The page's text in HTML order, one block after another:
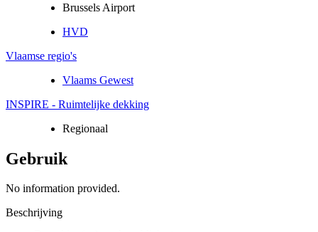
Brussels Airport
HVD
Vlaamse regio's
Vlaams Gewest
INSPIRE - Ruimtelijke dekking
Regionaal
Gebruik
No information provided.
Beschrijving